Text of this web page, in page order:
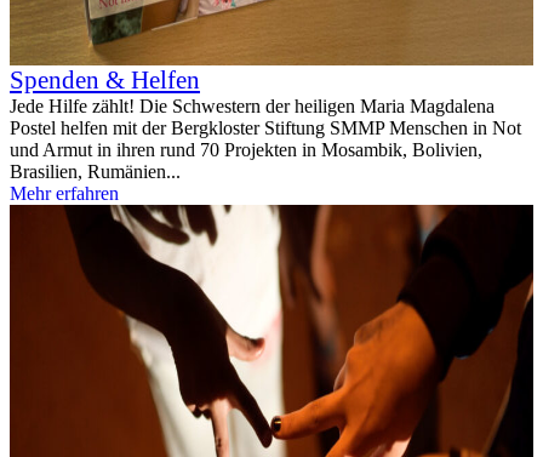
Spenden & Helfen
Jede Hilfe zählt! Die Schwestern der heiligen Maria Magdalena
Postel helfen mit der Bergkloster Stiftung SMMP Menschen in Not
und Armut in ihren rund 70 Projekten in Mosambik, Bolivien,
Brasilien, Rumänien...
Mehr erfahren